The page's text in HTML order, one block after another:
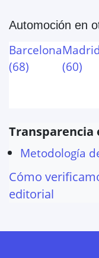
Automoción en
Barcelona
(68)
Madrid
(60)
Metodología
Cómo
editorial